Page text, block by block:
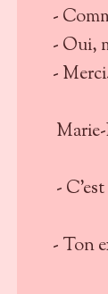
-
- Oui,
-
-
- Ton